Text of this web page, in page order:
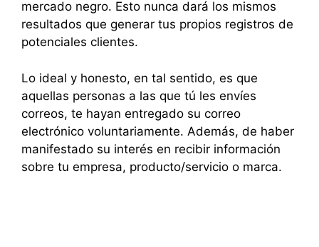
mercado negro. Esto nunca dará los mismos
resultados que generar tus propios registros de
potenciales clientes.
Lo ideal y honesto, en tal sentido, es que
aquellas personas a las que tú les envíes
correos, te hayan entregado su correo
electrónico voluntariamente. Además, de haber
manifestado su interés en recibir información
sobre tu empresa, producto/servicio o marca.